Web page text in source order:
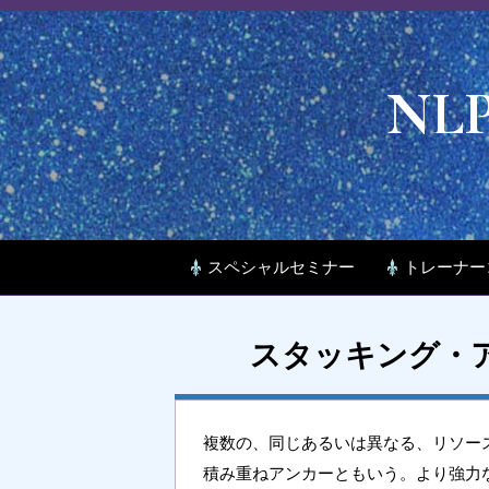
スペシャルセミナー トレーナ
スタッキング
複数の、同じあるいは異なる、リソー
積み重ねアンカーともいう。より強力